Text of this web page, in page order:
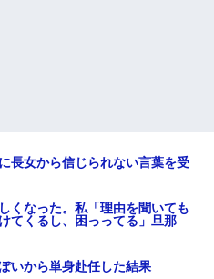
長女から信じられない言葉を受
くなった。私「理由を聞いても
てくるし、困っってる」旦那
いから単身赴任した結果